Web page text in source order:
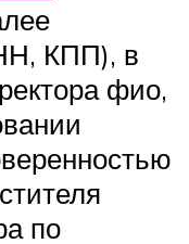
КПП), в
фио,
по